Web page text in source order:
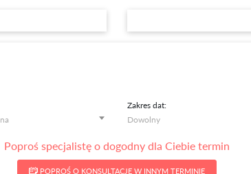
Zakres dat:
Poproś specjalistę o dogodny dla Ciebie termin
POPROŚ O KONSULTACJĘ W INNYM TERMINIE